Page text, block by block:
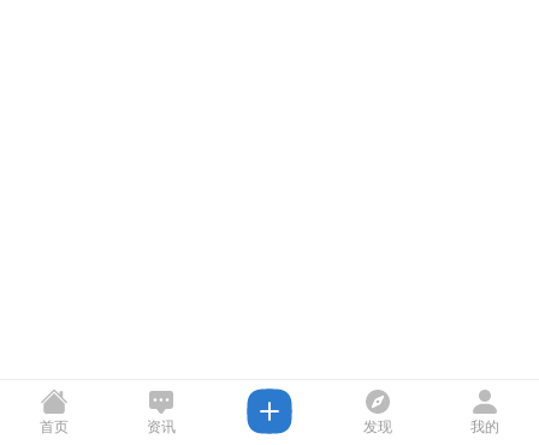
首页 资讯 发现 我的